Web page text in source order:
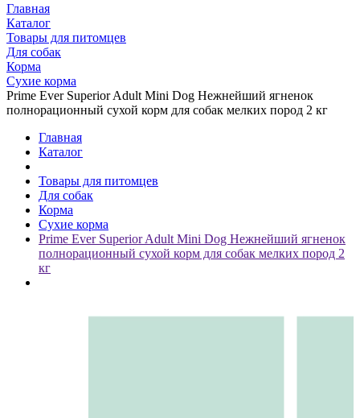
Главная
Каталог
Товары для питомцев
Для собак
Корма
Сухие корма
Prime Ever Superior Adult Mini Dog Нежнейший ягненок
полнорационный сухой корм для собак мелких пород 2 кг
Главная
Каталог
Товары для питомцев
Для собак
Корма
Сухие корма
Prime Ever Superior Adult Mini Dog Нежнейший ягненок
полнорационный сухой корм для собак мелких пород 2
кг